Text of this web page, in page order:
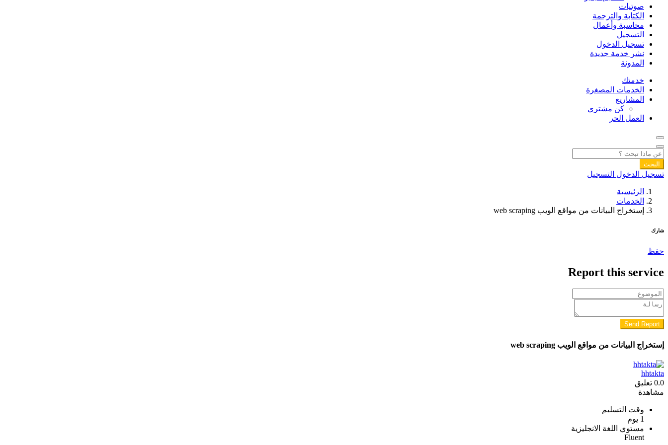
صوتيات
الكتابة والترجمة
محاسبة وأعمال
التسجيل
تسجيل الدخول
نشر خدمة جديدة
المدونة
خدمتك
الخدمات المصغرة
المشاريع
كن مشتري
العمل الحر
البحث
تسجيل الدخول التسجيل
الرئيسية
الخدمات
إستخراج البيانات من مواقع الويب web scraping
شارك
حفظ
Report this service
Send Report
إستخراج البيانات من مواقع الويب web scraping
hhtakta
0.0 تعليق
مشاهدة
وقت التسليم
1 يوم
مستوي اللغة الانجليزية
Fluent